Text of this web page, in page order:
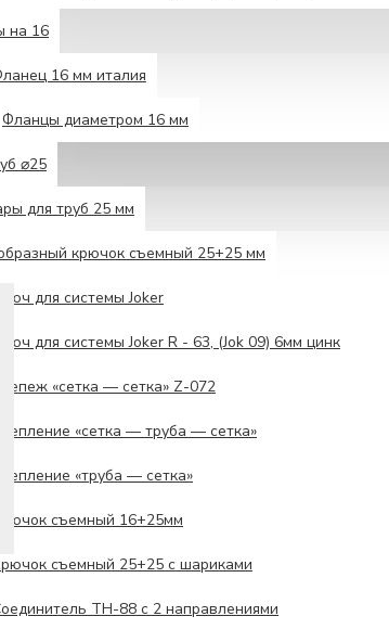
на 16
16 мм италия
Фланцы диаметром 16 мм
⌀25
для труб 25 мм
крючок съемный 25+25 мм
Ключ для системы Joker
Ключ для системы Joker R - 63, (Jok 09) 6мм цинк
Крепеж «сетка — сетка» Z-072
Крепление «сетка — труба — сетка»
Крепление «труба — сетка»
Крючок съемный 16+25мм
съемный 25+25 с шариками
TH-88 с 2 направлениями